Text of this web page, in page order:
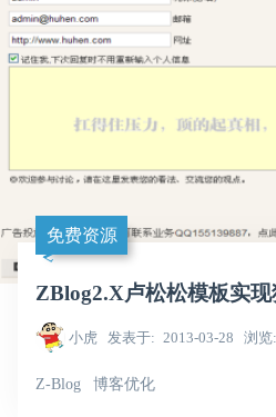
免费资源
ZBlog2.X卢松松模板实
小虎 发表于 2013-03-28 浏览
Z-Blog 博客优化